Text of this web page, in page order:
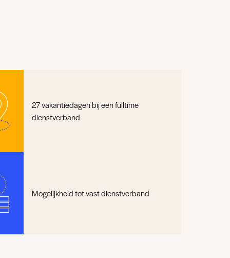
27 vakantiedagen bij een fulltime
dienstverband
Mogelijkheid tot vast dienstverband